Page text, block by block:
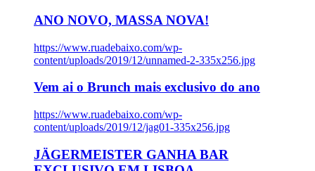
ANO NOVO, MASSA NOVA!
https://www.ruadebaixo.com/wp-
content/uploads/2019/12/unnamed-2-335x256.jpg
Vem ai o Brunch mais exclusivo do ano
https://www.ruadebaixo.com/wp-
content/uploads/2019/12/jag01-335x256.jpg
JÄGERMEISTER GANHA BAR